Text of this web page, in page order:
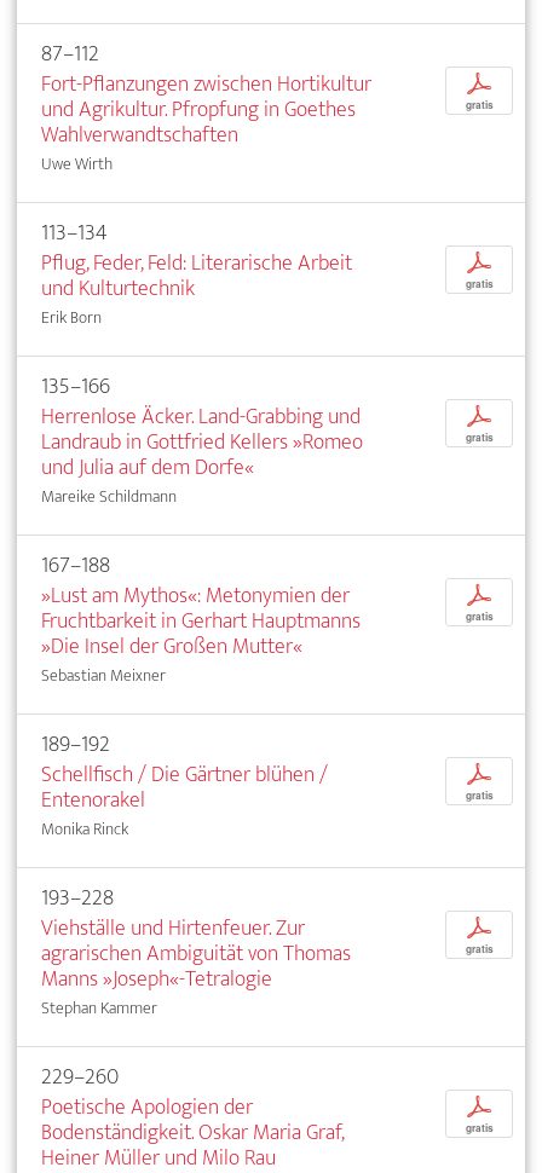
87–112
Fort-Pflanzungen zwischen Hortikultur
und Agrikultur. Pfropfung in Goethes
Wahlverwandtschaften
Uwe Wirth
p
gratis
113–134
Pflug, Feder, Feld: Literarische Arbeit
und Kulturtechnik
Erik Born
p
gratis
135–166
Herrenlose Äcker. Land-Grabbing und
Landraub in Gottfried Kellers »Romeo
und Julia auf dem Dorfe«
Mareike Schildmann
p
gratis
167–188
»Lust am Mythos«: Metonymien der
Fruchtbarkeit in Gerhart Hauptmanns
»Die Insel der Großen Mutter«
Sebastian Meixner
p
gratis
189–192
Schellfisch / Die Gärtner blühen /
Entenorakel
Monika Rinck
p
gratis
193–228
Viehställe und Hirtenfeuer. Zur
agrarischen Ambiguität von Thomas
Manns »Joseph«-Tetralogie
Stephan Kammer
p
gratis
229–260
Poetische Apologien der
Bodenständigkeit. Oskar Maria Graf,
Heiner Müller und Milo Rau
p
gratis